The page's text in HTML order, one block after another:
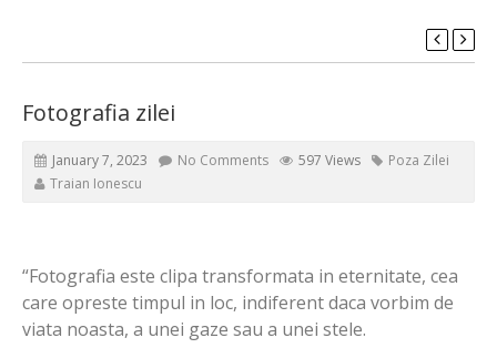
Fotografia zilei
January 7, 2023 No Comments 597 Views
Poza Zilei
Traian Ionescu
“Fotografia este clipa transformata in eternitate, cea
care opreste timpul in loc, indiferent daca vorbim de
viata noasta, a unei gaze sau a unei stele.